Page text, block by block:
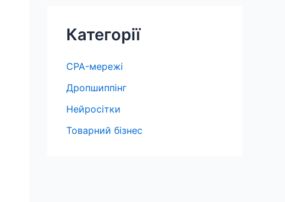
Категорії
CPA-мережі
Дропшиппінг
Нейросітки
Товарний бізнес